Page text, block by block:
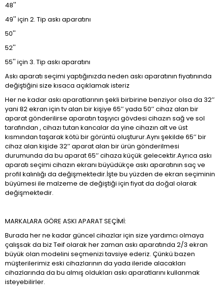
48''
49'' için 2. Tip askı aparatını
50''
52''
55'' için 3. Tip askı aparatını
Askı aparatı seçimi yaptığınızda neden askı aparatının fiyatınında
değiştiğini size kısaca açıklamak isteriz
Her ne kadar askı aparatlarının şekli birbirine benziyor olsa da 32’’
yani 82 ekran için tv alan bir kişiye 65’’ yada 50’’ cihaz alan bir
aparat gönderilirse aparatın taşıyıcı gövdesi cihazın sağ ve sol
tarafından , cihazı tutan kancalar da yine cihazın alt ve üst
kısmından taşarak kötü bir görüntü oluşturur.Aynı şekilde 65’’ bir
cihaz alan kişide 32’’ aparat alan bir ürün gönderilmesi
durumunda da bu aparat 65’’ cihaza küçük gelecektir.Ayrıca askı
aparatı seçimi cihazın ekranı büyüdükçe askı aparatının saç ve
profil kalınlığı da değişmektedir.İşte bu yüzden de ekran seçiminin
büyümesi ile malzeme de değiştiği için fiyat da doğal olarak
değişmektedir.
MARKALARA GÖRE ASKI APARAT SEÇİMİ:
Burada her ne kadar güncel cihazlar için size yardımcı olmaya
çalışsak da biz Teif olarak her zaman askı aparatında 2/3 ekran
büyük olan modelini seçmenizi tavsiye ederiz. Çünkü bazen
müşterilerimiz eski cihazlarının da yada ileride alacakları
cihazlarında da bu almış oldukları askı aparatlarını kullanmak
isteyebilirler.